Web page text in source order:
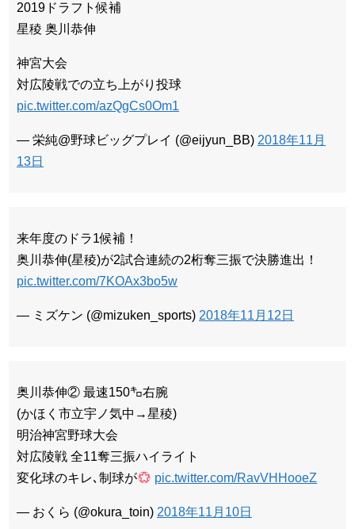
2019ドラフト候補
星稜 奥川恭伸
神宮大会
対広陵戦での立ち上がり投球
pic.twitter.com/azQgCs0Om1
— 栄純@野球ビッグプレイ (@eijyun_BB) 2018年11月
13日
来年度のドラ1候補！
奥川恭伸(星稜)が2試合連続の2桁奪三振で決勝進出！
pic.twitter.com/7KOAx3bo5w
— ミズケン (@mizuken_sports) 2018年11月12日
奥川恭伸② 最速150㌔右腕
(かほく市立宇ノ気中→星稜)
明治神宮野球大会
対広陵戦 全11奪三振ハイライト
変化球のキレ､制球が
pic.twitter.com/RavVHHooeZ
— おくら (@okura_toin) 2018年11月10日